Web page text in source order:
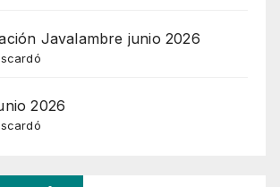
Javalambre junio 2026
2026